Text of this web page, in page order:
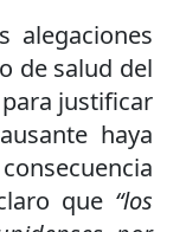
alegaciones
de salud del
justificar
haya
que “los